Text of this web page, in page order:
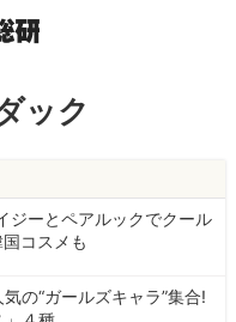
ック
ジーとペアルックでクール
コスメも
の“ガールズキャラ”集合!